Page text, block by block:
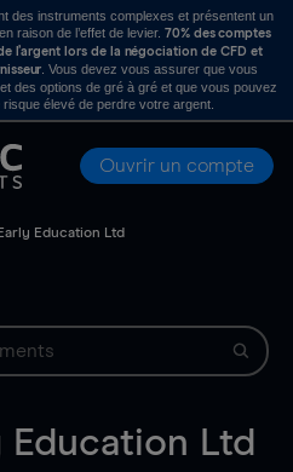
des instruments complexes et présentent un
raison de l’effet de levier. 70% des comptes
l’argent lors de la négociation de CFD et
. Vous devez vous assurer que vous
des options de gré à gré et que vous pouvez
élevé de perdre votre argent.
Ouvrir un compte
Education Ltd
Education Ltd